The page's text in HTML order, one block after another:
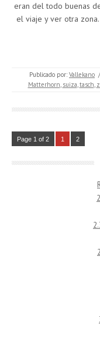
eran del todo buenas
el viaje y ver otra
Publicado por: Vallekano
Matterhorn, suiza,tasch,
Page 1 of 2 1 2